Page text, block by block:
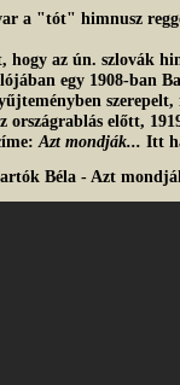
a "tót" himnusz
hogy az ún. szlovák
egy 1908-ban
országrablás előtt,
Azt mondják... Itt
Béla - Azt